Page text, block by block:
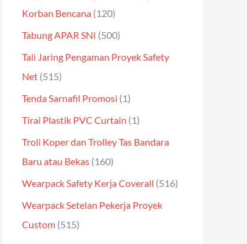
Korban Bencana (120)
Tabung APAR SNI (500)
Tali Jaring Pengaman Proyek Safety
Net (515)
Tenda Sarnafil Promosi (1)
Tirai Plastik PVC Curtain (1)
Troli Koper dan Trolley Tas Bandara
Baru atau Bekas (160)
Wearpack Safety Kerja Coverall (516)
Wearpack Setelan Pekerja Proyek
Custom (515)